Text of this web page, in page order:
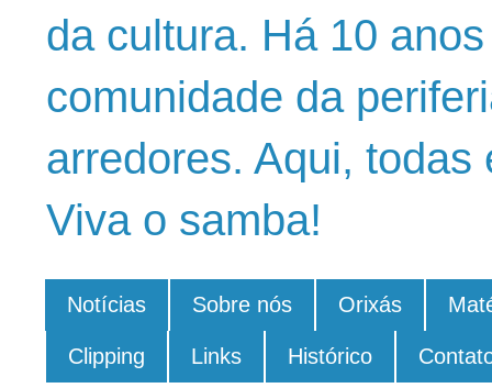
da cultura. Há 10
comunidade da
arredores. Aqui,
Viva o samba!
Notícias Sobre nós Orixás
Clipping Links Histórico